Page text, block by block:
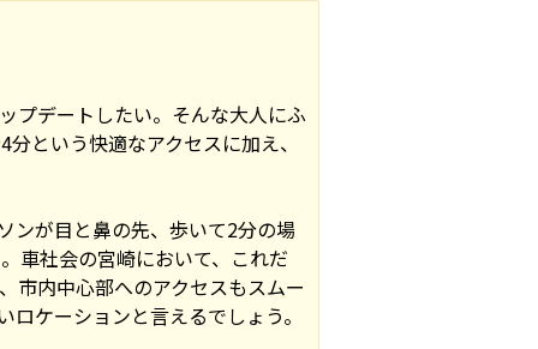
プデートしたい。そんな大人にふ
という快適なアクセスに加え、
ンが目と鼻の先、歩いて2分の場
車社会の宮崎において、これだ
市内中心部へのアクセスもスムー
ケーションと言えるでしょう。